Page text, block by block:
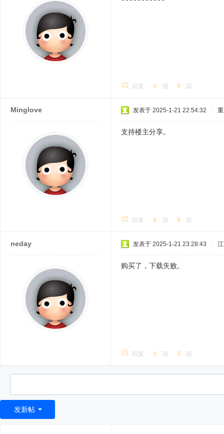
回复 顶 踩
Minglove 发表于 2025-1-21 22:54:32
支持楼主分享。
回复 顶 踩
neday 发表于 2025-1-21 23:28:43
购买了，下载失败。
回复 顶 踩
发新帖